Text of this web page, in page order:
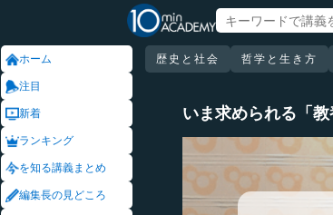
ホーム
注目
新着
ランキング
を知る講義まとめ
編集長の見どころ
歴史と社会 哲学と生き方
いま求められる「